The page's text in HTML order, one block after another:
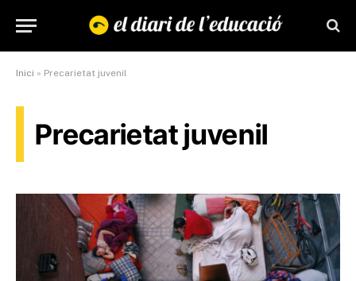
Inici » Precarietat juvenil
Precarietat juvenil